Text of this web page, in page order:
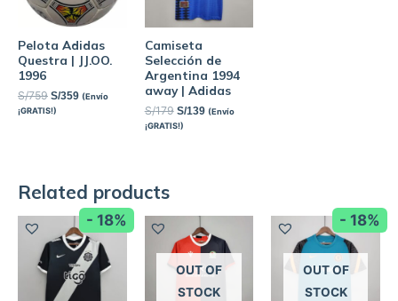
Pelota Adidas
Questra | JJ.OO.
1996
S/759 S/359 (Envío
¡GRATIS!)
Camiseta
Selección de
Argentina 1994
away | Adidas
S/179 S/139 (Envío
¡GRATIS!)
Related products
- 18%
OUT OF
STOCK
- 18%
OUT OF
STOCK